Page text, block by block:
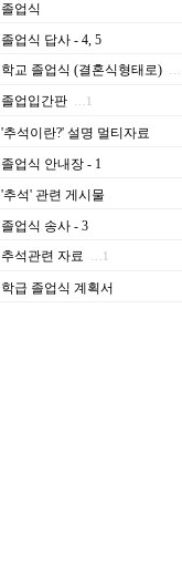
졸업식
졸업식 답사 - 4, 5
학교 졸업식 (결혼식형태로)
졸업입간판 …1
'추석이란?' 설명 멀티자료
졸업식 안내장 - 1
'추석' 관련 게시물
졸업식 송사 - 3
추석관련 자료 …1
학급 졸업식 계획서